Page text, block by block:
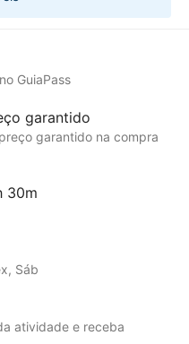
GuiaPass
garantido
garantido na compra
30m
Sáb
atividade e receba